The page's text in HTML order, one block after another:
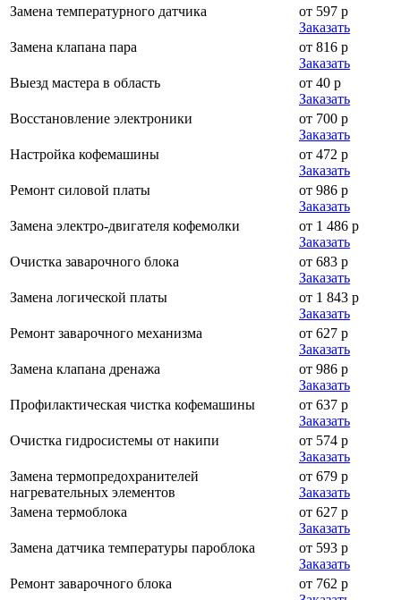
Замена температурного датчика
от 597 р
Заказать
Замена клапана пара
от 816 р
Заказать
Выезд мастера в область
от 40 р
Заказать
Восстановление электроники
от 700 р
Заказать
Настройка кофемашины
от 472 р
Заказать
Ремонт силовой платы
от 986 р
Заказать
Замена электро-двигателя кофемолки
от 1 486 р
Заказать
Очистка заварочного блока
от 683 р
Заказать
Замена логической платы
от 1 843 р
Заказать
Ремонт заварочного механизма
от 627 р
Заказать
Замена клапана дренажа
от 986 р
Заказать
Профилактическая чистка кофемашины
от 637 р
Заказать
Очистка гидросистемы от накипи
от 574 р
Заказать
Замена термопредохранителей
нагревательных элементов
от 679 р
Заказать
Замена термоблока
от 627 р
Заказать
Замена датчика температуры пароблока
от 593 р
Заказать
Ремонт заварочного блока
от 762 р